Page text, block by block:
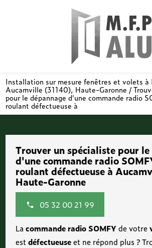
Installation sur mesure fenêtres et volets à
Aucamville (31140), Haute-Garonne /
pour le dépannage d'une commande radio
roulant défectueuse à
Trouver un spécialiste pour
d'une commande radio
roulant défectueuse à
Haute-Garonne
05 32 00 21 99
Lacommande radio SOMFYde votre
estdéfectueuseet ne répond plus ?